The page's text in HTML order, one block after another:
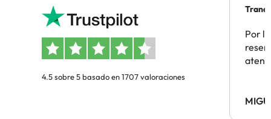
4.5 sobre 5 basado en 1707 valoraciones
Por